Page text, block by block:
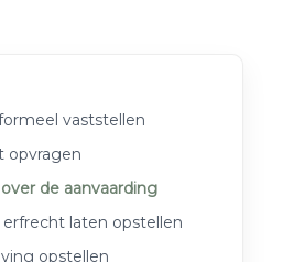
vaststellen
opvragen
de aanvaarding
laten opstellen
opstellen